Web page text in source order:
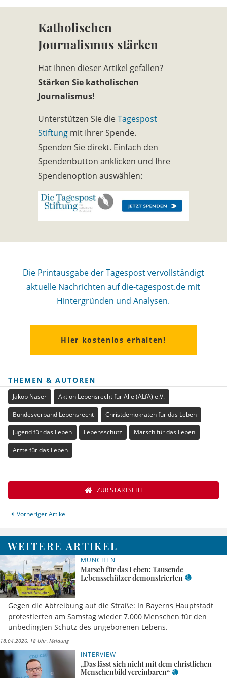
Katholischen
Journalismus stärken
Hat Ihnen dieser Artikel gefallen?
Stärken Sie katholischen
Journalismus!
Unterstützen Sie dieTagespost
Stiftung mit Ihrer Spende.
Spenden Sie direkt. Einfach den
Spendenbutton anklicken und Ihre
Spendenoption auswählen:
Die Printausgabe der Tagespost vervollständigt
aktuelle Nachrichten auf die-tagespost.de mit
Hintergründen und Analysen.
Hier kostenlos erhalten!
THEMEN & AUTOREN
Jakob Naser Aktion Lebensrecht für Alle (ALfA) e.V.
Bundesverband Lebensrecht Christdemokraten für das Leben
Jugend für das Leben Lebensschutz Marsch für das Leben
Ärzte für das Leben
Vorheriger Artikel
ZUR STARTSEITE
WEITERE ARTIKEL
MÜNCHEN
Marsch für das Leben: Tausende
Lebensschützer demonstrierten
Gegen die Abtreibung auf die Straße: In Bayerns Hauptstadt
protestierten am Samstag wieder 7.000 Menschen für den
unbedingten Schutz des ungeborenen Lebens.
18.04.2026, 18 Uhr Meldung
INTERVIEW
„Das lässt sich nicht mit dem christlichen
Menschenbild vereinbaren“